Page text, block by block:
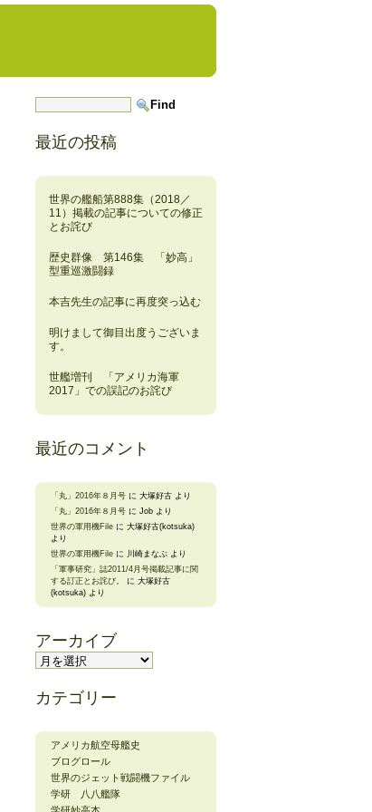
最近の投稿
世界の艦船第888集（2018／
11）掲載の記事についての修正
とお詫び
歴史群像 第146集 「妙高」
型重巡激闘録
本吉先生の記事に再度突っ込む
明けまして御目出度うございま
す。
世艦増刊 「アメリカ海軍
2017」での誤記のお詫び
最近のコメント
「丸」2016年８月号 に 大塚好古 より
「丸」2016年８月号 に Job より
世界の軍用機File に 大塚好古(kotsuka)
より
世界の軍用機File に 川崎まなぶ より
「軍事研究」誌2011/4月号掲載記事に関
する訂正とお詫び。
に 大塚好古
(kotsuka) より
アーカイブ
ア
ー
イ
カテゴリー
アメリカ航空母艦史
ブログロール
世界のジェット戦闘機ファイル
学研 八八艦隊